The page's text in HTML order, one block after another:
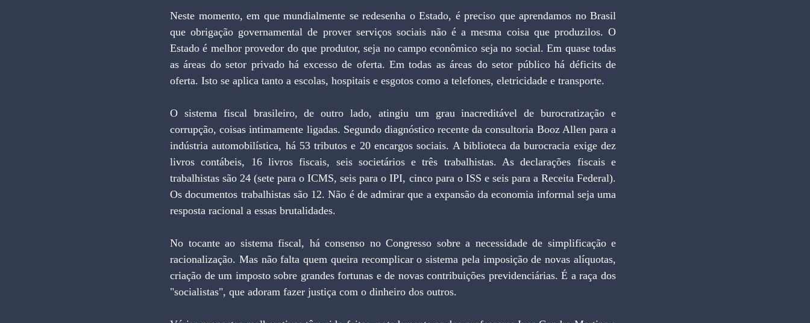
Neste momento, em que mundialmente se redesenha o Estado, é preciso que aprendamos no Brasil
que obrigação governamental de prover serviços sociais não é a mesma coisa que produzilos. O
Estado é melhor provedor do que produtor, seja no campo econômico seja no social. Em quase todas
as áreas do setor privado há excesso de oferta. Em todas as áreas do setor público há déficits de
oferta. Isto se aplica tanto a escolas, hospitais e esgotos como a telefones, eletricidade e transporte.
O sistema fiscal brasileiro, de outro lado, atingiu um grau inacreditável de burocratização e
corrupção, coisas intimamente ligadas. Segundo diagnóstico recente da consultoria Booz Allen para a
indústria automobilística, há 53 tributos e 20 encargos sociais. A biblioteca da burocracia exige dez
livros contábeis, 16 livros fiscais, seis societários e três trabalhistas. As declarações fiscais e
trabalhistas são 24 (sete para o ICMS, seis para o IPI, cinco para o ISS e seis para a Receita Federal).
Os documentos trabalhistas são 12. Não é de admirar que a expansão da economia informal seja uma
resposta racional a essas brutalidades.
No tocante ao sistema fiscal, há consenso no Congresso sobre a necessidade de simplificação e
racionalização. Mas não falta quem queira recomplicar o sistema pela imposição de novas alíquotas,
criação de um imposto sobre grandes fortunas e de novas contribuições previdenciárias. É a raça dos
"socialistas", que adoram fazer justiça com o dinheiro dos outros.